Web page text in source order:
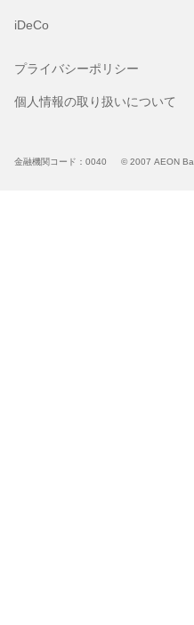
iDeCo
プライバシーポリシー
個人情報の取り扱いについて
金融機関コード：0040 © 2007 AEON